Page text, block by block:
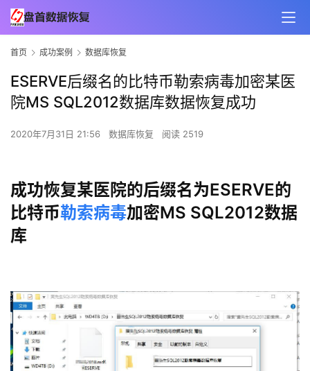
首页 成功案例 数据库恢复
ESERVE后缀名的比特币勒索病毒加密某医
院MS SQL2012数据库数据恢复成功
2020年7月31日 21:56 数据库恢复 阅读 2519
成功恢复某医院的后缀名为ESERVE的
比特币勒索病毒加密MS SQL2012数据
库